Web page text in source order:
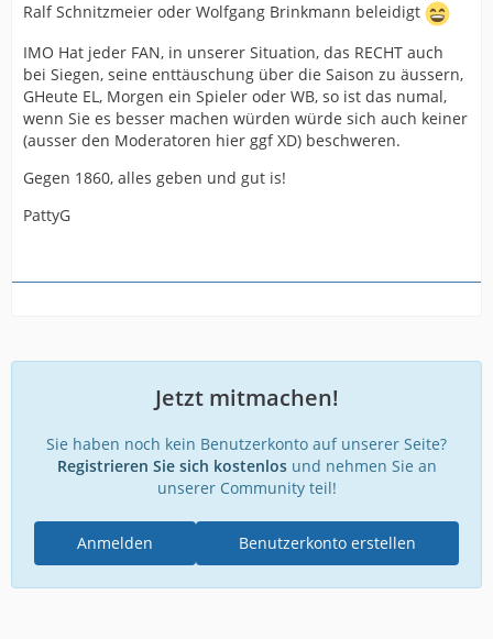
Ralf Schnitzmeier oder Wolfgang Brinkmann beleidigt
IMO Hat jeder FAN, in unserer Situation, das RECHT auch
bei Siegen, seine enttäuschung über die Saison zu äussern,
GHeute EL, Morgen ein Spieler oder WB, so ist das numal,
wenn Sie es besser machen würden würde sich auch keiner
(ausser den Moderatoren hier ggf XD) beschweren.
Gegen 1860, alles geben und gut is!
PattyG
Jetzt mitmachen!
Sie haben noch kein Benutzerkonto auf unserer Seite?
Registrieren Sie sich kostenlosund nehmen Sie an
unserer Community teil!
Benutzerkonto erstellen
Anmelden